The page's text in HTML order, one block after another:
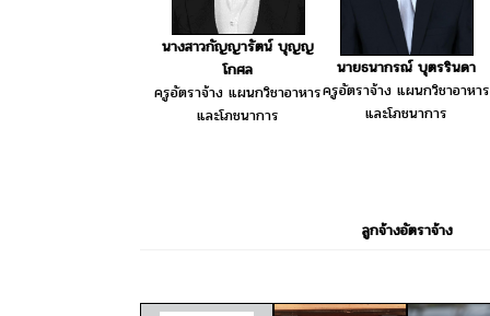
นางสาวกัญญารัตน์ บุญญ
โกศล
ครูอัตราจ้าง แผนกวิชาอาหาร
และโภชนาการ
นายธนากรณ์ บุตรรินดา
ครูอัตราจ้าง แผนกวิชาอาหาร
และโภชนาการ
ลูกจ้างอัตราจ้าง